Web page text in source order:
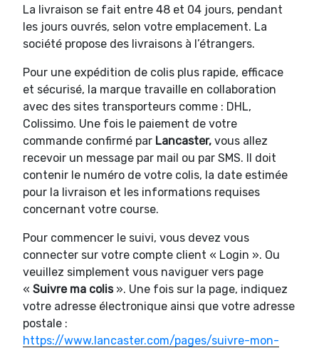
La livraison se fait entre 48 et 04 jours, pendant
les jours ouvrés, selon votre emplacement. La
société propose des livraisons à l’étrangers.
Pour une expédition de colis plus rapide, efficace
et sécurisé, la marque travaille en collaboration
avec des sites transporteurs comme : DHL,
Colissimo. Une fois le paiement de votre
commande confirmé par Lancaster, vous allez
recevoir un message par mail ou par SMS. Il doit
contenir le numéro de votre colis, la date estimée
pour la livraison et les informations requises
concernant votre course.
Pour commencer le suivi, vous devez vous
connecter sur votre compte client « Login ». Ou
veuillez simplement vous naviguer vers page
« Suivre ma colis». Une fois sur la page, indiquez
votre adresse électronique ainsi que votre adresse
postale :
https://www.lancaster.com/pages/suivre-mon-